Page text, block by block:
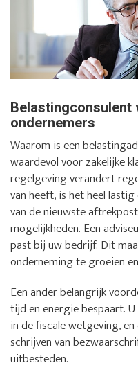
Belastingconsulent
ondernemers
Waarom is een
waardevol voor zakelijke
regelgeving verandert
van heeft, is het heel
van de nieuwste
mogelijkheden. Een
past bij uw bedrijf. Dit
onderneming te groeien
Een ander belangrijk
tijd en energie bespaart.
in de fiscale wetgeving,
schrijven van
uitbesteden.